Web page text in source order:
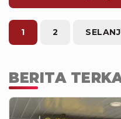
titik-titik rawan,
jaringan kelompok
Dhielafararez
resmi dalam laman
1 2
BERITA